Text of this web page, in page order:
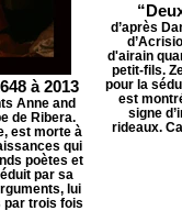
à 2013
Anne and
de Ribera.
est morte à
qui
poètes et
par sa
lui
par trois fois
d’après
d'airain
petit-fils.
pour la
est
signe
rideaux.